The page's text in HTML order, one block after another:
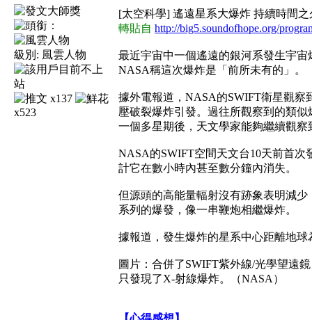
級別: 風雲人物
x137
x523
[太空科學] 遙遠星系大爆炸 持續時間
轉貼自 http://big5.soundofhope.org/
最近宇宙中一個遙遠的銀河系發生宇
NASA稱這次爆炸是「前所未有的」。
據外電報道，NASA的SWIFT衛星觀
壓破裂爆炸引發。過往所觀察到的類
一個多星期後，天文學家能夠繼續觀
NASA的SWIFT空間天文台10天前首
計它在數小時內甚至數分鐘內消失。
但源頭的高能量輻射沒有跡象表明減
系列的爆發，像一串鞭炮相繼爆炸。
據報道，發生爆炸的星系中心距離地球
圖片：合併了SWIFT紫外線/光學望遠
只發現​​了X-射線爆炸。（NASA）